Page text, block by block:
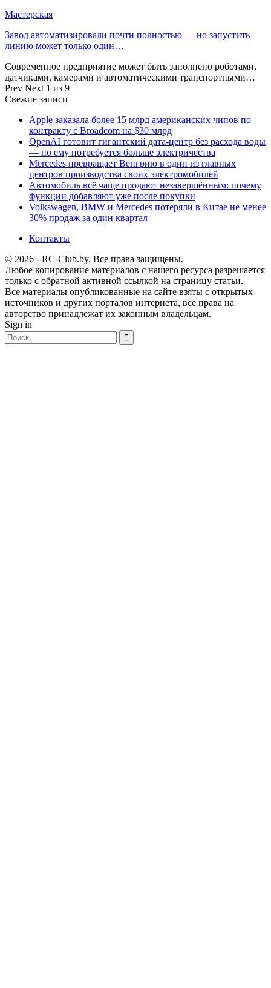
Мастерская
Завод автоматизировали почти полностью — но запустить
линию может только один…
Современное предприятие может быть заполнено роботами,
датчиками, камерами и автоматическими транспортными…
Prev Next 1 из 9
Свежие записи
Apple заказала более 15 млрд американских чипов по
контракту с Broadcom на $30 млрд
OpenAI готовит гигантский дата-центр без расхода воды
— но ему потребуется больше электричества
Mercedes превращает Венгрию в один из главных
центров производства своих электромобилей
Автомобиль всё чаще продают незавершённым: почему
функции добавляют уже после покупки
Volkswagen, BMW и Mercedes потеряли в Китае не менее
30% продаж за один квартал
Контакты
© 2026 - RC-Club.by. Все права защищены.
Любое копирование материалов с нашего ресурса разрешается
только с обратной активной ссылкой на страницу статьи.
Все материалы опубликованные на сайте взяты с открытых
источников и других порталов интернета, все права на
авторство принадлежат их законным владельцам.
Sign in